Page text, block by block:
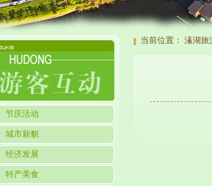
节庆活动
城市新貌
经济发展
特产美食
当前位置： 溱湖旅